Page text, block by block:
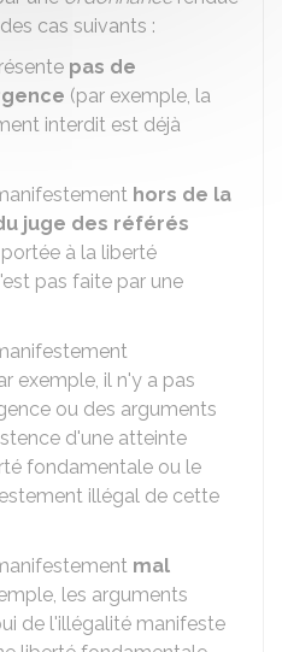
cas suivants :
pas de
(par exemple, la
interdit est déjà
hors de la
juge des référés
à la liberté
pas faite par une
exemple, il n'y a pas
ou des arguments
d'une atteinte
fondamentale ou le
illégal de cette
mal
les arguments
de l'illégalité manifeste